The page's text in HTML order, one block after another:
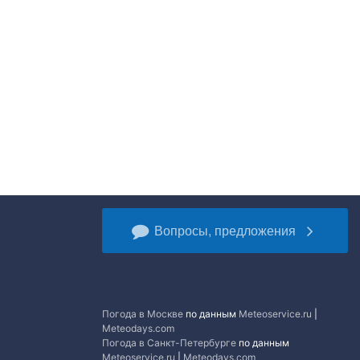
Вопросы, предложения
Погода в Москве по данным Meteoservice.ru
Meteodays.com
Погода в Санкт-Петербурге по данным
Meteoservice.ru
Meteodays.com